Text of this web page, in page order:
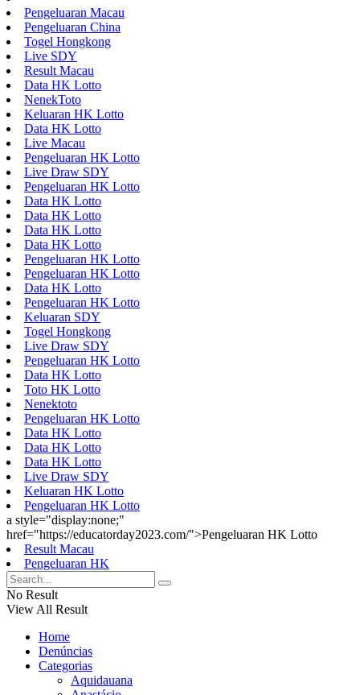
Pengeluaran Macau
Pengeluaran China
Togel Hongkong
Live SDY
Result Macau
Data HK Lotto
NenekToto
Keluaran HK Lotto
Data HK Lotto
Live Macau
Pengeluaran HK Lotto
Live Draw SDY
Pengeluaran HK Lotto
Data HK Lotto
Data HK Lotto
Data HK Lotto
Data HK Lotto
Pengeluaran HK Lotto
Pengeluaran HK Lotto
Data HK Lotto
Pengeluaran HK Lotto
Keluaran SDY
Togel Hongkong
Live Draw SDY
Pengeluaran HK Lotto
Data HK Lotto
Toto HK Lotto
Nenektoto
Pengeluaran HK Lotto
Data HK Lotto
Data HK Lotto
Data HK Lotto
Live Draw SDY
Keluaran HK Lotto
Pengeluaran HK Lotto
a style="display:none;"
href="https://educatorday2023.com/">Pengeluaran HK Lotto
Result Macau
Pengeluaran HK
No Result
View All Result
Home
Denúncias
Categorias
Aquidauana